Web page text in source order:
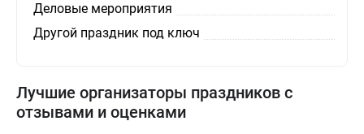
Деловые мероприятия
Другой праздник под ключ
Лучшие организаторы праздников с
отзывами и оценками